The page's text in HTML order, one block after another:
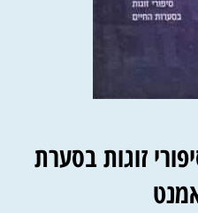
זוגות בסערת